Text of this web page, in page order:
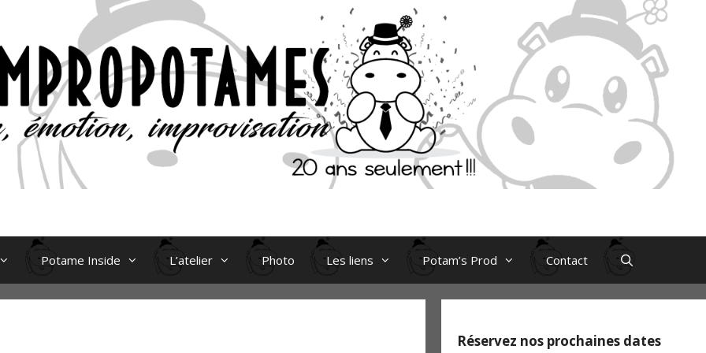
Potame Inside L’atelier Photo Les liens Potam’s Prod Contact
Réservez nos prochaines dates